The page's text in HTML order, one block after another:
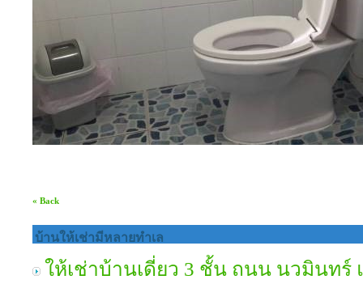
« Back
บ้านให้เช่ามีหลายทำเล
ให้เช่าบ้านเดี่ยว 3 ชั้น ถนน นวมินทร์